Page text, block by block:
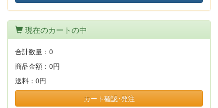
現在のカートの中
合計数量： 0
商品金額： 0円
送料： 0円
カート確認･発注